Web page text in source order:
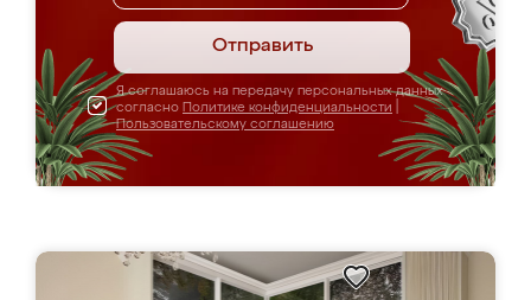
Отправить
Я соглашаюсь на передачу персональных данных
согласно Политике конфиденциальности
Пользовательскому соглашению